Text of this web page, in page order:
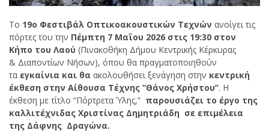
Το 19ο Φεστιβάλ Οπτικοακουστικών Τεχνών ανοίγει τις
πόρτες του την Πέμπτη 7 Μαΐου 2026 στις 19:30 στον
Κήπο του Λαού (Πινακοθήκη Δήμου Κεντρικής Κέρκυρας
& Διαποντίων Νήσων), όπου θα πραγματοποιηθούν
τα εγκαίνια και θα ακολουθήσει ξενάγηση στην κεντρική
έκθεση στην Αίθουσα Τέχνης “Θάνος Χρήστου”. Η
έκθεση με τίτλο “Πόρτρετα Ύλης,” παρουσιάζει το έργο της
καλλιτέχνιδας Χριστίνας Δημητριάδη σε επιμέλεια
της Δάφνης Δραγώνα.